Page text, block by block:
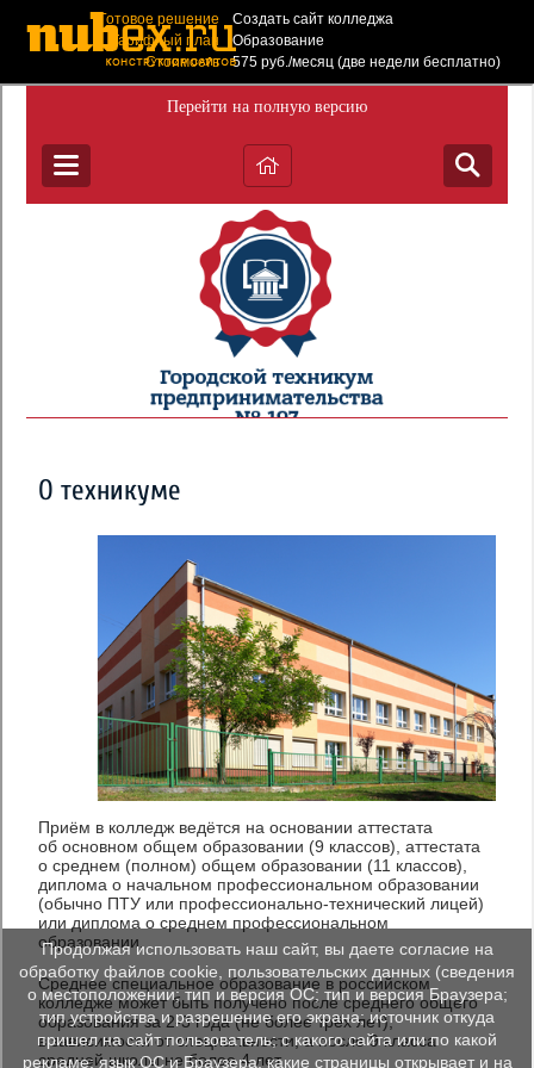
Готовое решение
Создать сайт колледжа
Тарифный план
Образование
Стоимость
575 руб./месяц (две недели бесплатно)
Создать такой